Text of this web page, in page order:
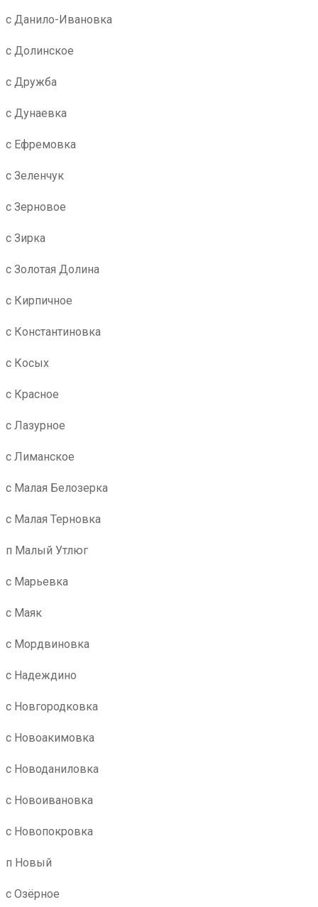
с Данило-Ивановка
с Долинское
с Дружба
с Дунаевка
с Ефремовка
с Зеленчук
с Зерновое
с Зирка
с Золотая Долина
с Кирпичное
с Константиновка
с Косых
с Красное
с Лазурное
с Лиманское
с Малая Белозерка
с Малая Терновка
п Малый Утлюг
с Марьевка
с Маяк
с Мордвиновка
с Надеждино
с Новгородковка
с Новоакимовка
с Новоданиловка
с Новоивановка
с Новопокровка
п Новый
с Озёрное